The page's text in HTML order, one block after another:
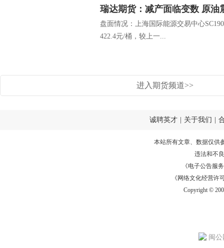
瑞达期货：减产面临变数
盘面情况：上海国际能源交易中心
422.4元/桶，较上一...
进入期货频道>>
诚聘英才 关于我们
本站所有文章、数据仅供
违法和不
《电子公告服务
《网络文化经营许
Copyright ©
闽公